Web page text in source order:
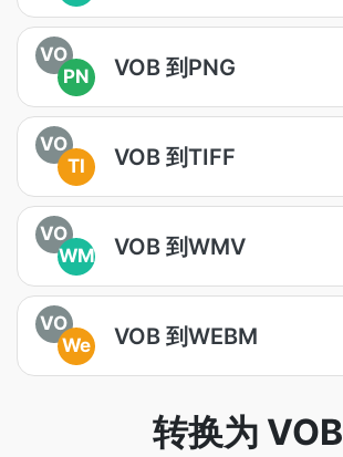
VO
PN
VOB 到PNG
VO
TI
VOB 到TIFF
VO
WM
VOB 到WMV
VO
We
VOB 到WEBM
转换为 VOB